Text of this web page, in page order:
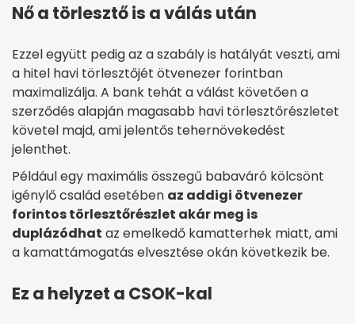
Nő a törlesztő is a válás után
Ezzel együtt pedig az a szabály is hatályát veszti, ami
a hitel havi törlesztőjét ötvenezer forintban
maximalizálja. A bank tehát a válást követően a
szerződés alapján magasabb havi törlesztőrészletet
követel majd, ami jelentős tehernövekedést
jelenthet.
Például egy maximális összegű babaváró kölcsönt
igénylő család esetében az addigi ötvenezer
forintos törlesztőrészlet akár meg is
duplázódhat az emelkedő kamatterhek miatt, ami
a kamattámogatás elvesztése okán következik be.
Ez a helyzet a CSOK-kal